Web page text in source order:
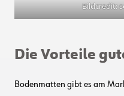
Bildcredit:
Die Vorteile
Bodenmatten gibt es am